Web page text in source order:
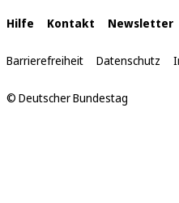
Interne
Links
Hilfe Kontakt Newsletter
Barrierefreiheit Datenschutz
© Deutscher Bundestag